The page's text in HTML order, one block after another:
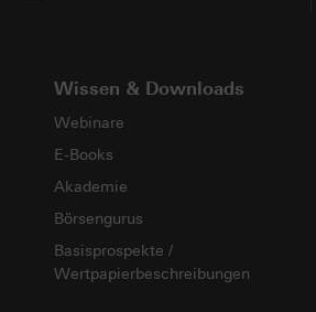
Wissen & Downloads
Webinare
E-Books
Akademie
Börsengurus
Basisprospekte /
Wertpapierbeschreibungen